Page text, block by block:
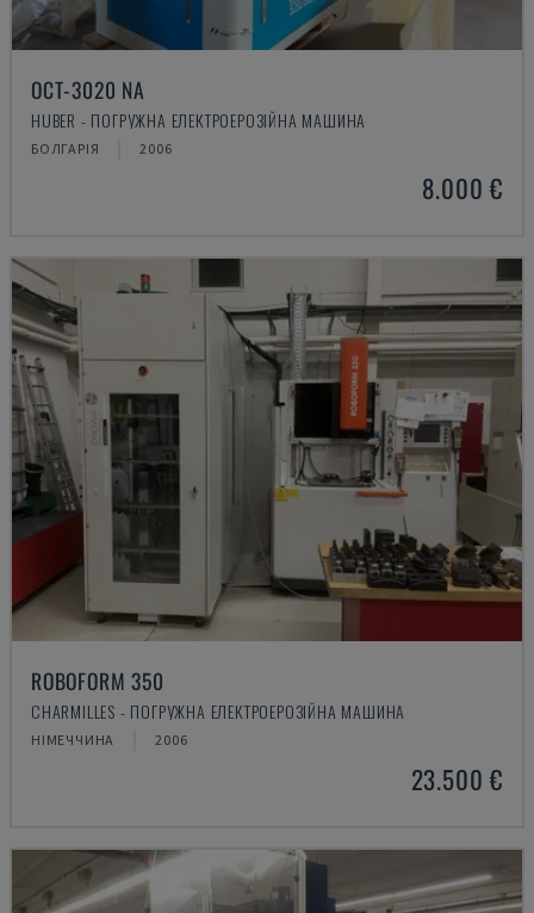
OCT-3020 NA
HUBER - ПОГРУЖНА ЕЛЕКТРОЕРОЗІЙНА МАШИНА
БОЛГАРІЯ 2006
8.000 €
ROBOFORM 350
CHARMILLES - ПОГРУЖНА ЕЛЕКТРОЕРОЗІЙНА МАШИНА
НІМЕЧЧИНА 2006
23.500 €